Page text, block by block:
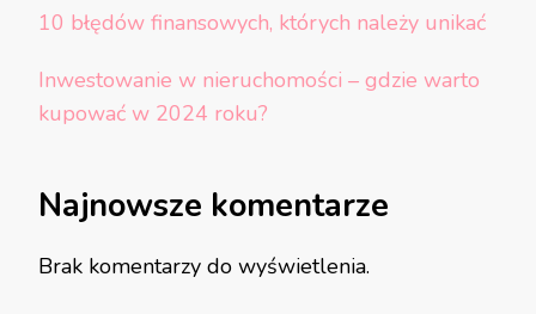
10 błędów finansowych, których należy unikać
Inwestowanie w nieruchomości – gdzie warto
kupować w 2024 roku?
Najnowsze komentarze
Brak komentarzy do wyświetlenia.